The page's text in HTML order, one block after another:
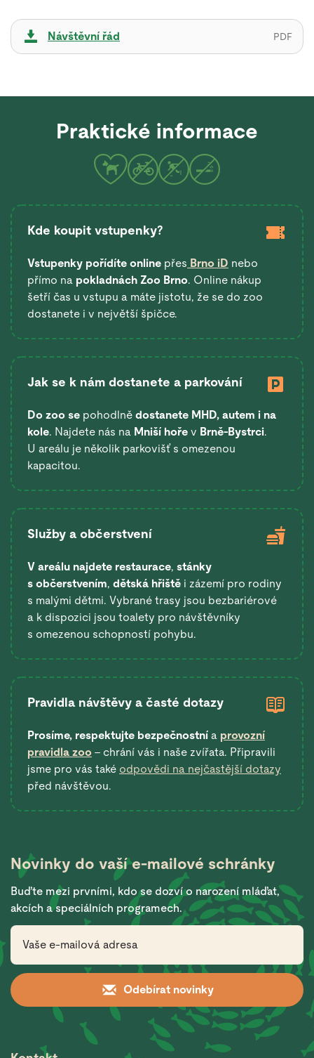
Návštěvní řád PDF
Praktické informace
Kde koupit vstupenky?
Vstupenky pořídíte online přes Brno iD nebo
přímo na pokladnách Zoo Brno. Online nákup
šetří čas u vstupu a máte jistotu, že se do zoo
dostanete i v největší špičce.
Jak se k nám dostanete a parkování
Do zoo se pohodlně dostanete MHD, autem i na
kole. Najdete nás na Mniší hoře v Brně-Bystrci.
U areálu je několik parkovišť s omezenou
kapacitou.
Služby a občerstvení
V areálu najdete restaurace, stánky
s občerstvením, dětská hřiště i zázemí pro rodiny
s malými dětmi. Vybrané trasy jsou bezbariérové
a k dispozici jsou toalety pro návštěvníky
s omezenou schopností pohybu.
Pravidla návštěvy a časté dotazy
Prosíme, respektujte bezpečnostní a provozní
pravidla zoo – chrání vás i naše zvířata. Připravili
jsme pro vás také odpovědi na nejčastější dotazy
před návštěvou.
Novinky do vašíe-mailové schránky
Buďte mezi prvními, kdo se dozví o narození mláďat,
akcích a speciálních programech.
Odebírat novinky